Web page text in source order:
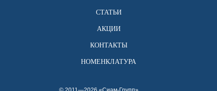
СТАТЬИ
АКЦИИ
КОНТАКТЫ
НОМЕНКЛАТУРА